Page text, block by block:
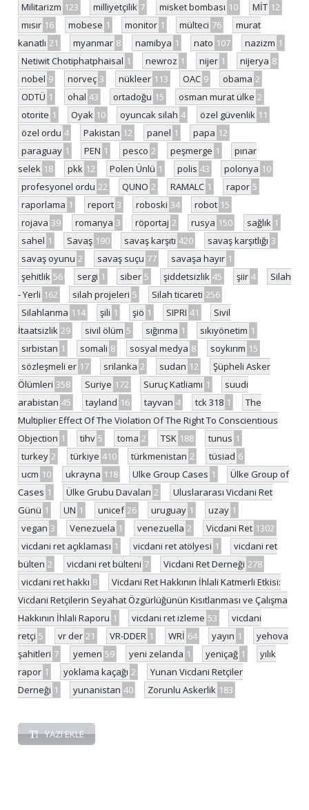
Militarizm 123 milliyetçilik 7 misket bombası 10 MİT 12
mısır 16 mobese 1 monitor 1 mülteci 76
murat
kanatlı 21 myanmar 8 namibya 1 nato 107 nazizm 1
Netiwit Chotiphatphaisal 1 newroz 1 nijer 1 nijerya 8
nobel 9 norveç 3 nükleer 113 OAC 9 obama 2
ODTÜ 1 ohal 43 ortadoğu 15 osman murat ülke 2
otorite 1 Oyak 10 oyuncak silah 4 özel güvenlik 11
özel ordu 4 Pakistan 12 panel 1 papa 12
paraguay 1 PEN 1 pesco 2 peşmerge 1
pınar
selek 18 pkk 12 Polen Ünlü 1 polis 43 polonya 10
profesyonel ordu 22 QUNO 2 RAMALC 1 rapor 5
raporlama 1 report 3 roboski 34 robot 15
rojava 39 romanya 3 röportaj 2 rusya 150 sağlık 1
sahel 1 Savaş 190 savaş karşıtı 420 savaş karşıtlığı 3
savaş oyunu 2 savaş suçu 77 savaşa hayır 1
şehitlik 56 sergi 1 siber 5 şiddetsizlik 45 şiir 4
Silah
- Yerli 162 silah projeleri 5 Silah ticareti 256
Silahlanma 114 şili 1 şiö 1 SIPRI 41
Sivil
İtaatsizlik 29 sivil ölüm 5 sığınma 1 sıkıyönetim 1
sırbistan 1 somali 8 sosyal medya 8 soykırım 15
sözleşmeli er 17 srilanka 2 sudan 12
Şüpheli Asker
Ölümleri 358 Suriye 172 Suruç Katliamı 1
suudi
arabistan 45 tayland 16 tayvan 4 tck 318 1
The
Multiplier Effect Of The Violation Of The Right To Conscientious
Objection 1 tihv 5 toma 2 TSK 188 tunus 1
turkey 2 türkiye 410 türkmenistan 2 tüsiad 6
ucm 10 ukrayna 118 Ulke Group Cases 1
Ülke Group of
Cases 1 Ülke Grubu Davaları 2
Uluslararası Vicdani Ret
Günü 1 UN 1 unicef 26 uruguay 1 uzay 1
vegan 3 Venezuela 1 venezuella 2 Vicdani Ret 1302
vicdani ret açıklaması 1 vicdani ret atölyesi 1
vicdani ret
bülten 2 vicdani ret bülteni 7 Vicdani Ret Derneği 278
vicdani ret hakkı 8
Vicdani Ret Hakkının İhlali Katmerli Etkisi:
Vicdani Retçilerin Seyahat Özgürlüğünün Kısıtlanması ve Çalışma
Hakkının İhlali Raporu 1 vicdani ret izleme 53
vicdani
retçi 5 vr der 21 VR-DDER 1 WRİ 64 yayın 1
yehova
şahitleri 7 yemen 59 yeni zelanda 1 yeniçağ 1
yılık
rapor 1 yoklama kaçağı 2
Yunan Vicdani Retçiler
Derneği 1 yunanistan 40 Zorunlu Askerlik 183
YAZI EKLE